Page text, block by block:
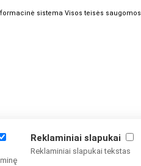
sistema Visos teisės saugomos
Reklaminiai slapukai
Reklaminiai slapukai tekstas